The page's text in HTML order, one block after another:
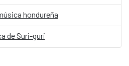
hondureña
de Suri-guri